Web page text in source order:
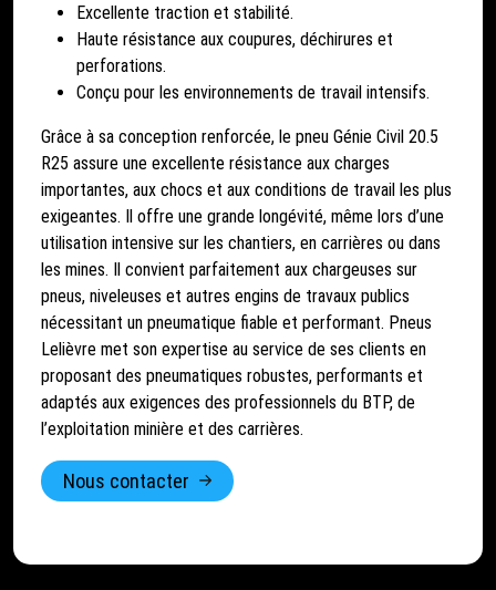
Excellente traction et stabilité.
Haute résistance aux coupures, déchirures et
perforations.
Conçu pour les environnements de travail intensifs.
Grâce à sa conception renforcée, le pneu Génie Civil 20.5
R25 assure une excellente résistance aux charges
importantes, aux chocs et aux conditions de travail les plus
exigeantes. Il offre une grande longévité, même lors d’une
utilisation intensive sur les chantiers, en carrières ou dans
les mines. Il convient parfaitement aux chargeuses sur
pneus, niveleuses et autres engins de travaux publics
nécessitant un pneumatique fiable et performant. Pneus
Lelièvre met son expertise au service de ses clients en
proposant des pneumatiques robustes, performants et
adaptés aux exigences des professionnels du BTP, de
l’exploitation minière et des carrières.
Nous contacter